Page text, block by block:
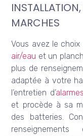
MARCHES
Vous avez le choix
air/eau et un
plus de
adaptée à votre
l’entretien d’alarmes
et procède à sa
des batteries.